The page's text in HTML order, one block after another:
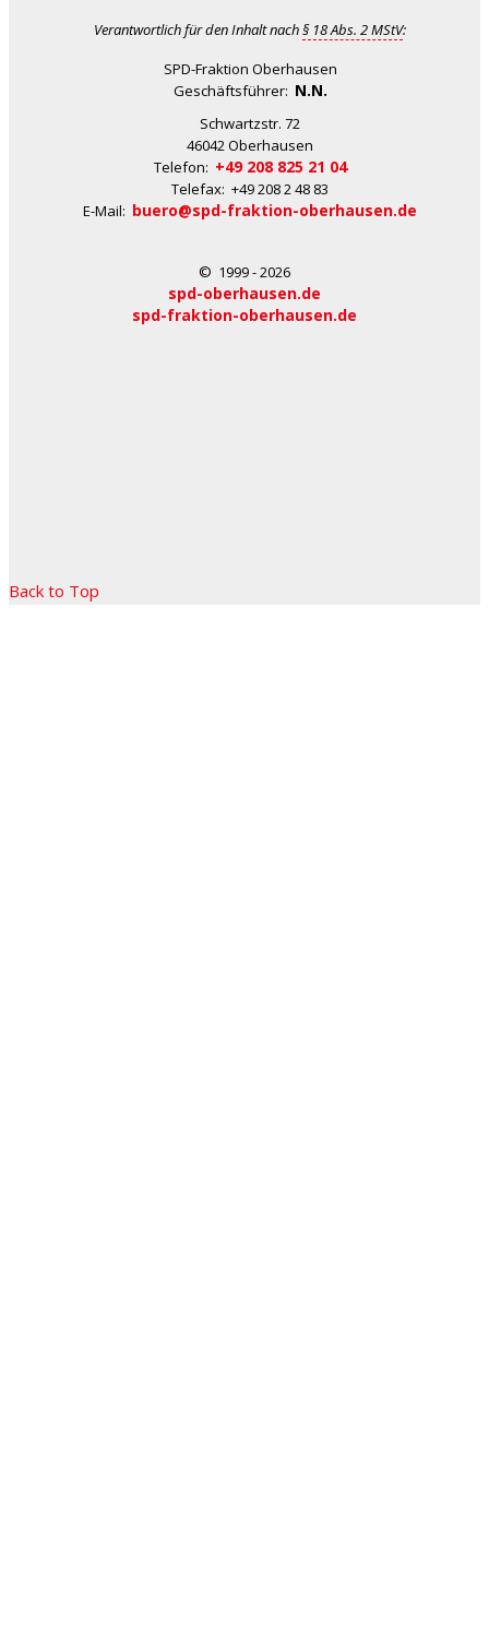
Verantwortlich für den Inhalt nach§ 18 Abs. 2 MStV:
SPD-Fraktion Oberhausen
Geschäftsführer: N.N.
Schwartzstr. 72
46042 Oberhausen
Telefon: +49 208 825 21 04
Telefax: +49 208 2 48 83
E-Mail: buero@spd-fraktion-oberhausen.de
© 1999 - 2026
spd-oberhausen.de
spd-fraktion-oberhausen.de
Back to Top